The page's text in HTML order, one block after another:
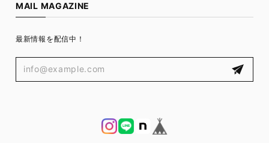
MAIL MAGAZINE
最新情報を配信中！